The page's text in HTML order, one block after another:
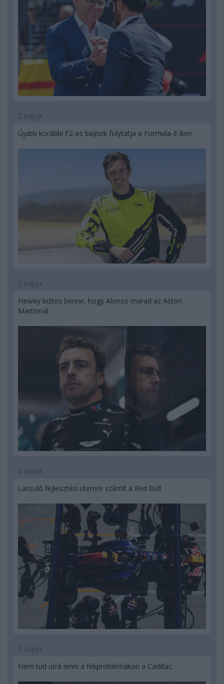
2 napja
Újabb korábbi F2-es bajnok folytatja a Formula-E-ben
2 napja
Newey biztos benne, hogy Alonso marad az Aston
Martinnál
3 napja
Lassuló fejlesztési ütemre számít a Red Bull
3 napja
Nem tud úrrá lenni a fékproblémákon a Cadillac